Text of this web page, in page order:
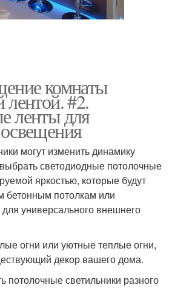
комнаты
лентой. #2.
ленты для
могут изменить динамику
светодиодные потолочные
яркостью, которые будут
бетонным потолкам или
универсального внешнего
огни или уютные теплые огни,
декор вашего дома.
потолочные светильники разного